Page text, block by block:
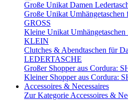
Große Unikat Damen
Große Unikat
GROSS
Kleine Unikat
KLEIN
Clutches & Abendtaschen für
LEDERTASCHE
Großer Shopper aus Cordura:
Kleiner Shopper aus Cordura:
Accessoires & Necessaires
Zur Kategorie Accessoires &